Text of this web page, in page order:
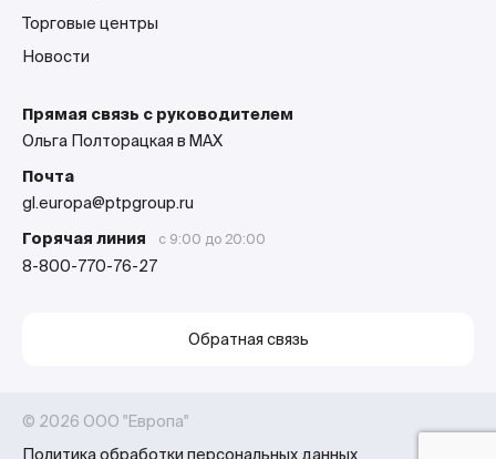
Торговые центры
Новости
Прямая связь с руководителем
Ольга Полторацкая в MAX
Почта
gl.europa@ptpgroup.ru
Горячая линия
с 9:00 до 20:00
8-800-770-76-27
Обратная связь
© 2026 ООО "Европа"
Политика обработки персональных данных